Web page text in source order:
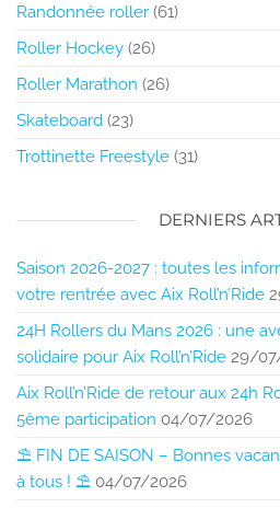
Randonnée roller (61)
Roller Hockey (26)
Roller Marathon (26)
Skateboard (23)
Trottinette Freestyle (31)
DERNIERS
Saison 2026-2027 : toutes les
votre rentrée avec Aix Roll’n’Ride
24H Rollers du Mans 2026 : une
solidaire pour Aix Roll’n’Ride 29/
Aix Roll’n’Ride de retour aux 24h
5ème participation 04/07/2026
⛱️ FIN DE SAISON – Bonnes
à tous ! ⛱️ 04/07/2026